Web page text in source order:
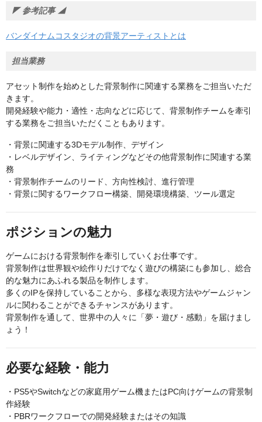
◤ 参考記事 ◢
バンダイナムコスタジオの背景アーティストとは
担当業務
アセット制作を始めとした背景制作に関連する業務をご担当いただ
きます。
開発経験や能力・適性・志向などに応じて、背景制作チームを牽引
する業務をご担当いただくこともあります。
・背景に関連する3Dモデル制作、デザイン
・レベルデザイン、ライティングなどその他背景制作に関連する業
務
・背景制作チームのリード、方向性検討、進行管理
・背景に関するワークフロー構築、開発環境構築、ツール選定
ポジションの魅力
ゲームにおける背景制作を牽引していくお仕事です。
背景制作は世界観や絵作りだけでなく遊びの構築にも参加し、総合
的な魅力にあふれる製品を制作します。
多くのIPを保持していることから、多様な表現方法やゲームジャン
ルに関わることができるチャンスがあります。
背景制作を通して、世界中の人々に「夢・遊び・感動」を届けまし
ょう！
必要な経験・能力
・PS5やSwitchなどの家庭用ゲーム機またはPC向けゲームの背景制
作経験
・PBRワークフローでの開発経験またはその知識